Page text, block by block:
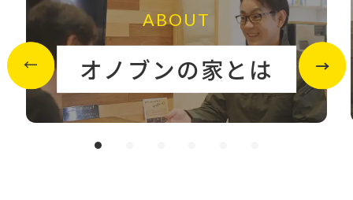
ABOUT
オノブンの家とは